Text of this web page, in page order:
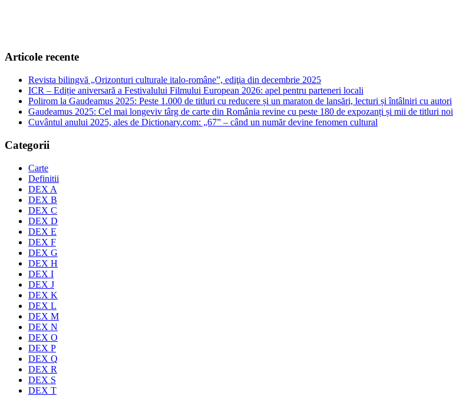
Articole recente
Revista bilingvă „Orizonturi culturale italo-române”, ediţia din decembrie 2025
ICR – Ediție aniversară a Festivalului Filmului European 2026: apel pentru parteneri locali
Polirom la Gaudeamus 2025: Peste 1.000 de titluri cu reducere și un maraton de lansări, lecturi și întâlniri cu autori
Gaudeamus 2025: Cel mai longeviv târg de carte din România revine cu peste 180 de expozanți și mii de titluri noi
Cuvântul anului 2025, ales de Dictionary.com: „67” – când un număr devine fenomen cultural
Categorii
Carte
Definitii
DEX A
DEX B
DEX C
DEX D
DEX E
DEX F
DEX G
DEX H
DEX I
DEX J
DEX K
DEX L
DEX M
DEX N
DEX O
DEX P
DEX Q
DEX R
DEX S
DEX T